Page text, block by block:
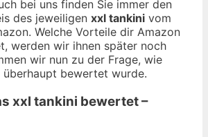
bei uns finden Sie immer den
des jeweiligen xxl tankini vom
Welche Vorteile dir Amazon
werden wir ihnen später noch
wir nun zu der Frage, wie
überhaupt bewertet wurde.
xxl tankini bewertet –